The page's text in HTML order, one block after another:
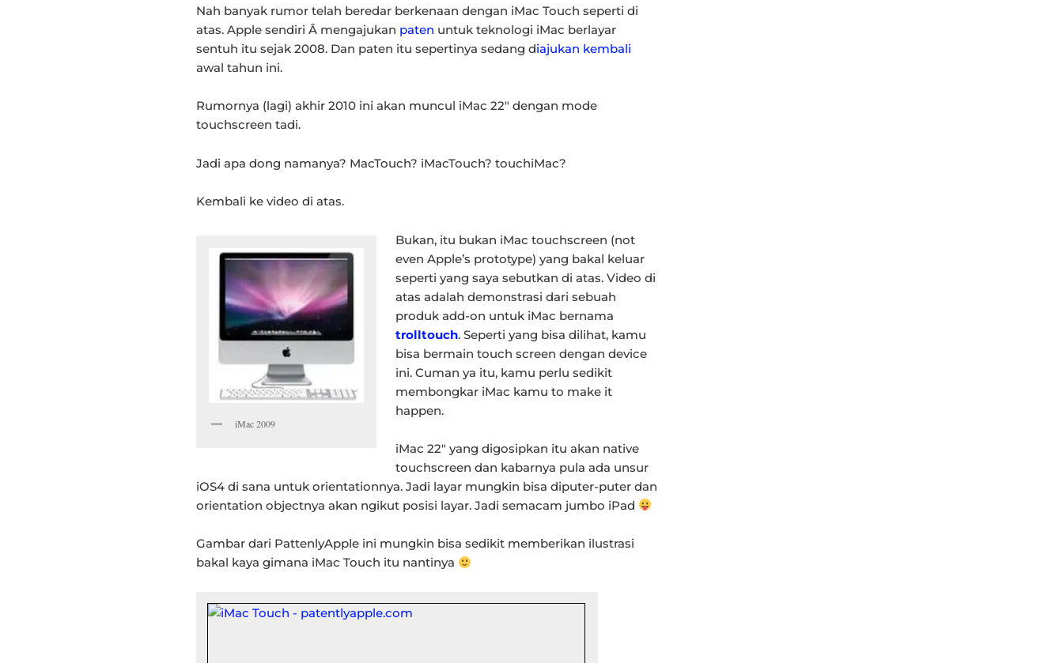
Nah banyak rumor telah beredar berkenaan dengan iMac Touch seperti di
atas. Apple sendiri Â mengajukan paten untuk teknologi iMac berlayar
sentuh itu sejak 2008. Dan paten itu sepertinya sedang diajukan kembali
awal tahun ini.
Rumornya (lagi) akhir 2010 ini akan muncul iMac 22″ dengan mode
touchscreen tadi.
Jadi apa dong namanya? MacTouch? iMacTouch? touchiMac?
Kembali ke video di atas.
iMac 2009
Bukan, itu bukan iMac touchscreen (not
even Apple’s prototype) yang bakal keluar
seperti yang saya sebutkan di atas. Video di
atas adalah demonstrasi dari sebuah
produk add-on untuk iMac bernama
trolltouch. Seperti yang bisa dilihat, kamu
bisa bermain touch screen dengan device
ini. Cuman ya itu, kamu perlu sedikit
membongkar iMac kamu to make it
happen.
iMac 22″ yang digosipkan itu akan native
touchscreen dan kabarnya pula ada unsur
iOS4 di sana untuk orientationnya. Jadi layar mungkin bisa diputer-puter dan
orientation objectnya akan ngikut posisi layar. Jadi semacam jumbo iPad
Gambar dari PattenlyApple ini mungkin bisa sedikit memberikan ilustrasi
bakal kaya gimana iMac Touch itu nantinya